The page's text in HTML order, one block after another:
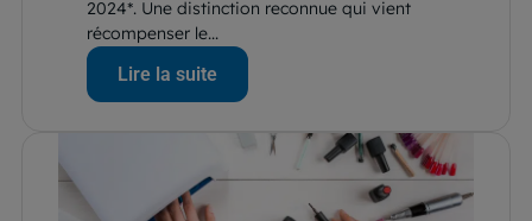
2024*. Une distinction reconnue qui vient
récompenser le...
Lire la suite